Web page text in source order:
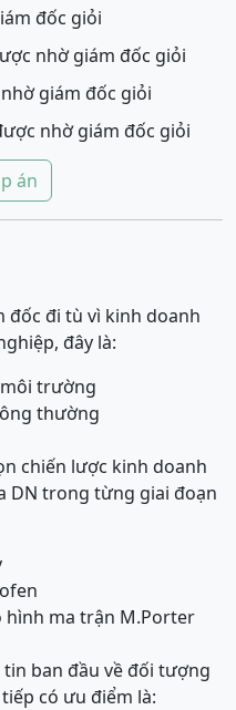
bỏ nhờ giám đốc giỏi
Hoàn toàn phòng tránh được nhờ giám đốc giỏi
giám đốc giỏi
Hoàn toàn dự báo trước được nhờ giám đốc giỏi
án
đốc đi tù vì kinh doanh
đây là:
môi trường
thường
chiến lược kinh doanh
DN trong từng giai đoạn
hình ma trận M.Porter
ban đầu về đối tượng
có ưu điểm là: